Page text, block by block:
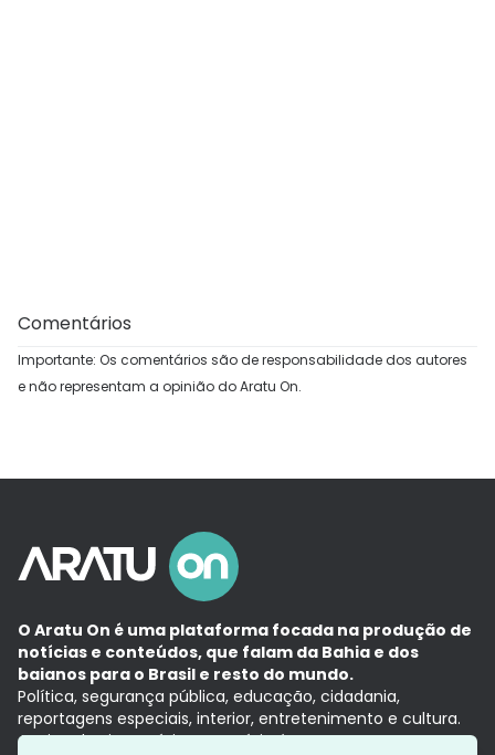
Comentários
Importante: Os comentários são de responsabilidade dos autores
e não representam a opinião do Aratu On.
O Aratu On é uma plataforma focada na produção de
notícias e conteúdos, que falam da Bahia e dos
baianos para o Brasil e resto do mundo.
Política, segurança pública, educação, cidadania,
reportagens especiais, interior, entretenimento e cultura.
Aqui, tudo vira notícia e a notícia é no tempo presente,